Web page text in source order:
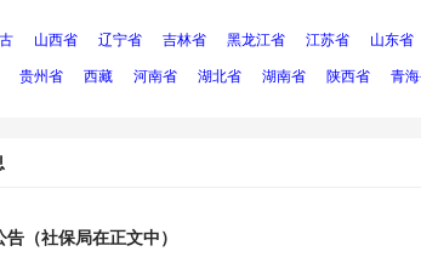
山西省 辽宁省 吉林省 黑龙江省 江苏省 山东省
贵州省 西藏 河南省 湖北省 湖南省 陕西省 青
告（社保局在正文中）